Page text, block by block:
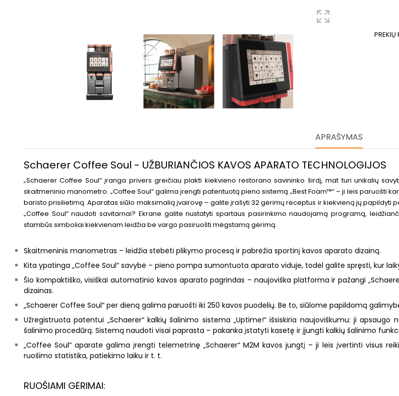
PREKIŲ
APRAŠYMAS
Schaerer Coffee Soul - UŽBURIANČIOS KAVOS APARATO TECHNOLOGIJOS
„Schaerer Coffee Soul“ įranga privers greičiau plakti kiekvieno restorano savininko širdį, mat turi unikalių
skaitmeninio manometro. „Coffee Soul“ galima įrengti patentuotą pieno sistemą „Best Foam™“ – ji leis paruošti
baristo prisilietimą. Aparatas siūlo maksimalią įvairovę – galite įrašyti 32 gėrimų receptus ir kiekvieną jų papildyti
„Coffee Soul“ naudoti savitarnai? Ekrane galite nustatyti spartaus pasirinkimo naudojamą programą,
stambūs simboliai kiekvienam leidžia be vargo pasiruošti mėgstamą gėrimą.
Skaitmeninis manometras – leidžia stebėti plikymo procesą ir pabrėžia sportinį kavos aparato dizainą.
Kita ypatinga „Coffee Soul“ savybė – pieno pompa sumontuota aparato viduje, todėl galite spręsti, kur
Šio kompaktiško, visiškai automatinio kavos aparato pagrindas – naujoviška platforma ir pažangi
dizainas.
„Schaerer Coffee Soul“ per dieną galima paruošti iki 250 kavos puodelių. Be to, siūlome papildomą
Užregistruota patentui „Schaerer“ kalkių šalinimo sistema „Uptime!“ išsiskiria naujoviškumu: ji
šalinimo procedūrą. Sistemą naudoti visai paprasta – pakanka įstatyti kasetę ir įjungti kalkių šalinimo
„Coffee Soul“ aparate galima įrengti telemetrinę „Schaerer“ M2M kavos jungtį – ji leis įvertinti visus
ruošimo statistika, patiekimo laiku ir t. t.
RUOŠIAMI GĖRIMAI: